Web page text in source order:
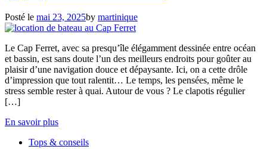
Posté le mai 23, 2025by martinique
Le Cap Ferret, avec sa presqu’île élégamment dessinée entre océan
et bassin, est sans doute l’un des meilleurs endroits pour goûter au
plaisir d’une navigation douce et dépaysante. Ici, on a cette drôle
d’impression que tout ralentit… Le temps, les pensées, même le
stress semble rester à quai. Autour de vous ? Le clapotis régulier
[…]
En savoir plus
Tops & conseils